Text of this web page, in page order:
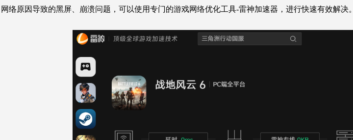
网络原因导致的黑屏、崩溃问题，可以使用专门的游戏网络优化工具-雷神加速器，进行快速有效解决。